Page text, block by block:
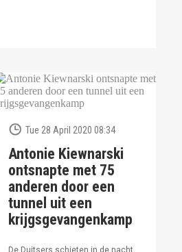
Tue 28 April 2020 08:34
Antonie Kiewnarski
ontsnapte met 75
anderen door een
tunnel uit een
krijgsgevangenkamp